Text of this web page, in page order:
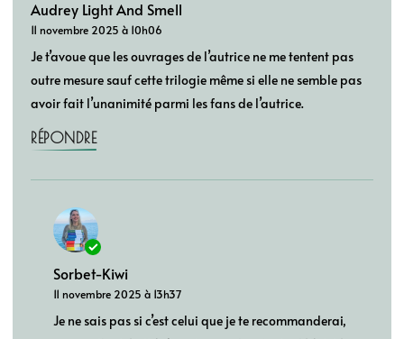
Audrey Light And Smell
11 novembre 2025 à 10h06
Je t’avoue que les ouvrages de l’autrice ne me tentent pas
outre mesure sauf cette trilogie même si elle ne semble pas
avoir fait l’unanimité parmi les fans de l’autrice.
RÉPONDRE
Sorbet-Kiwi
11 novembre 2025 à 13h37
Je ne sais pas si c’est celui que je te recommanderai,